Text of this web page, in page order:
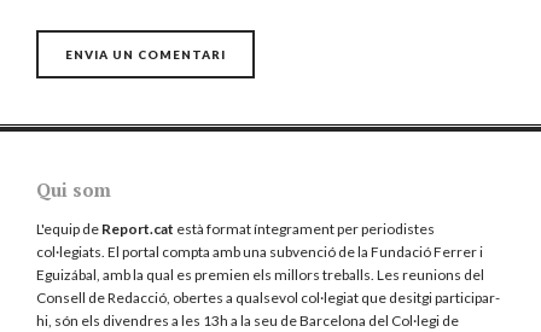
Qui som
L'equip de Report.cat està format íntegrament per periodistes
col·legiats. El portal compta amb una subvenció de la Fundació Ferrer i
Eguizábal, amb la qual es premien els millors treballs. Les reunions del
Consell de Redacció, obertes a qualsevol col·legiat que desitgi participar-
hi, són els divendres a les 13h a la seu de Barcelona del Col·legi de